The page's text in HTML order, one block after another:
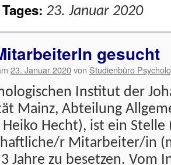
23. Januar 2020
gesucht
23. Januar 2020von Studienbüro
Institut der
Mainz, Abteilung
Heiko Hecht), ist ein Stelle
r Mitarbeiter/in
Jahre zu besetzen. Vom